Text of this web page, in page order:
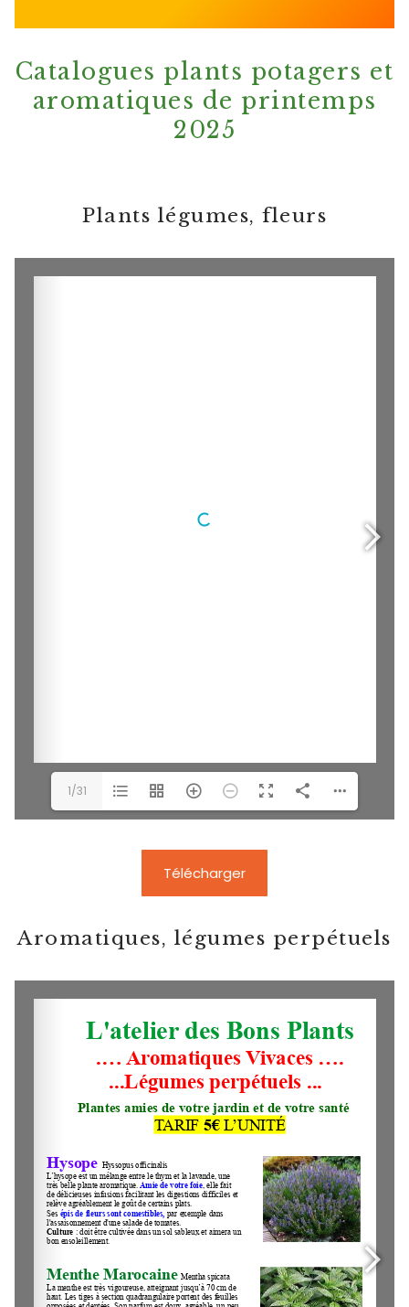
Catalogues plants potagers et
aromatiques de printemps
2025
Plants légumes, fleurs
1/31
Télécharger
Aromatiques, légumes perpétuels